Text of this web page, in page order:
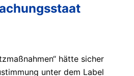
hätte sicher
unter dem Label